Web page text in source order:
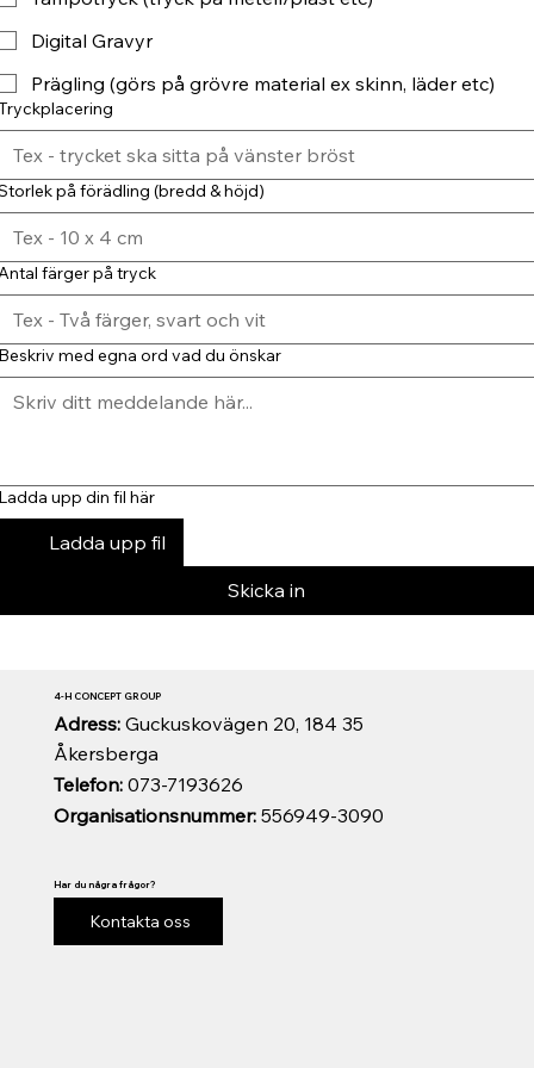
Digital Gravyr
Prägling (görs på grövre material ex skinn, läder etc)
på förädling (bredd & höjd)
färger på tryck
med egna ord vad du önskar
upp din fil här
Ladda upp fil
Skicka in
Organisationsnummer:556949-3090
Telefon:073-7193626
Adress: Guckuskovägen 20, 184 35
Åkersberga
4-H CONCEPT GROUP
Har du några frågor?
Kontakta oss